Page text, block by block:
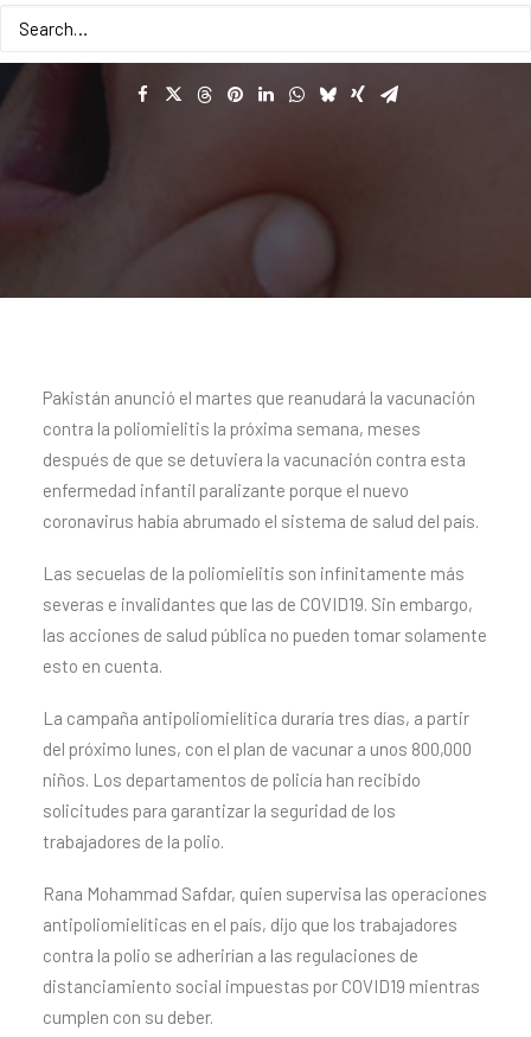
Pakistán anunció el martes que reanudará la vacunación
contra la poliomielitis la próxima semana, meses
después de que se detuviera la vacunación contra esta
enfermedad infantil paralizante porque el nuevo
coronavirus había abrumado el sistema de salud del país.
Las secuelas de la poliomielitis son infinitamente más
severas e invalidantes que las de COVID19. Sin embargo,
las acciones de salud pública no pueden tomar solamente
esto en cuenta.
La campaña antipoliomielítica duraría tres días, a partir
del próximo lunes, con el plan de vacunar a unos 800,000
niños. Los departamentos de policía han recibido
solicitudes para garantizar la seguridad de los
trabajadores de la polio.
Rana Mohammad Safdar, quien supervisa las operaciones
antipoliomielíticas en el país, dijo que los trabajadores
contra la polio se adherirían a las regulaciones de
distanciamiento social impuestas por COVID19 mientras
cumplen con su deber.